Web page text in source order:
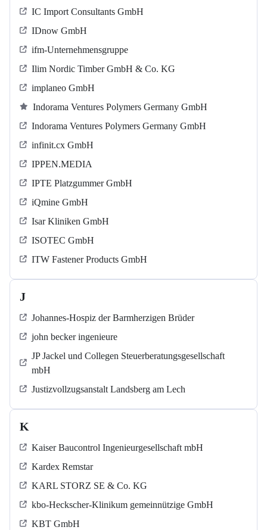
IC Import Consultants GmbH
IDnow GmbH
ifm-Unternehmensgruppe
Ilim Nordic Timber GmbH & Co. KG
implaneo GmbH
Indorama Ventures Polymers Germany GmbH
Indorama Ventures Polymers Germany GmbH
infinit.cx GmbH
IPPEN.MEDIA
IPTE Platzgummer GmbH
iQmine GmbH
Isar Kliniken GmbH
ISOTEC GmbH
ITW Fastener Products GmbH
J
Johannes-Hospiz der Barmherzigen Brüder
john becker ingenieure
JP Jackel und Collegen Steuerberatungsgesellschaft
mbH
Justizvollzugsanstalt Landsberg am Lech
K
Kaiser Baucontrol Ingenieurgesellschaft mbH
Kardex Remstar
KARL STORZ SE & Co. KG
kbo-Heckscher-Klinikum gemeinnützige GmbH
KBT GmbH